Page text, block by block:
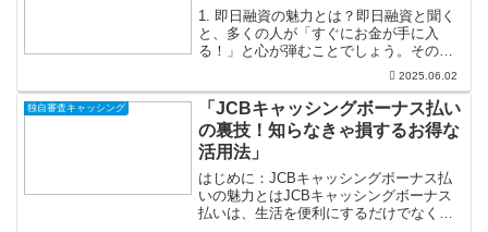
1. 即日融資の魅力とは？即日融資と聞く
と、多くの人が「すぐにお金が手に入
る！」と心が弾むことでしょう。その魅
力の一つは、急な出費に対する柔軟性で
の急な修理、または旅行にだって、少し
の出費が必要になった時...
2025.06.02
独自審査キャッシング
「JCBキャッシングボーナス払い
の裏技！知らなきゃ損するお得な
活用法」
はじめに：JCBキャッシングボーナス払
いの魅力とはJCBキャッシングボーナス
払いは、生活を便利にするだけでなく、